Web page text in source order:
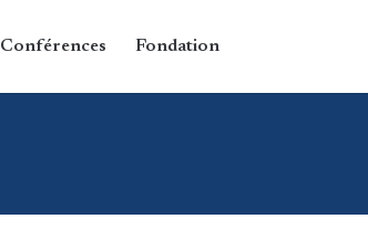
Conférences Fondation